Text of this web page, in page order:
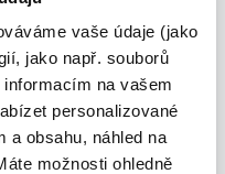
vaše údaje (jako
jako např. souborů
na vašem
personalizované
a obsahu, náhled na
možnosti ohledně
| + příspěvky